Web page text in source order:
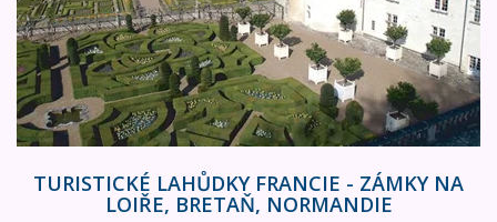
TURISTICKÉ LAHŮDKY FRANCIE - ZÁMKY NA
LOIŘE, BRETAŇ, NORMANDIE